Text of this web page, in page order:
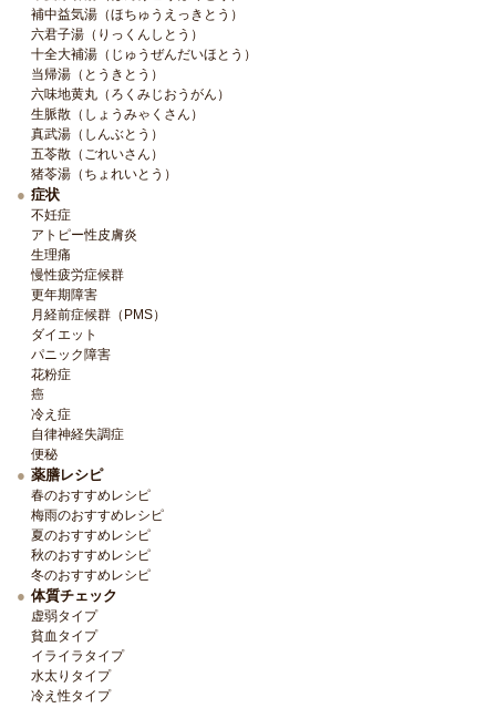
補中益気湯（ほちゅうえっきとう）
六君子湯（りっくんしとう）
十全大補湯（じゅうぜんだいほとう）
当帰湯（とうきとう）
六味地黄丸（ろくみじおうがん）
生脈散（しょうみゃくさん）
真武湯（しんぶとう）
五苓散（ごれいさん）
猪苓湯（ちょれいとう）
症状
不妊症
アトピー性皮膚炎
生理痛
慢性疲労症候群
更年期障害
月経前症候群（PMS）
ダイエット
パニック障害
花粉症
癌
冷え症
自律神経失調症
便秘
薬膳レシピ
春のおすすめレシピ
梅雨のおすすめレシピ
夏のおすすめレシピ
秋のおすすめレシピ
冬のおすすめレシピ
体質チェック
虚弱タイプ
貧血タイプ
イライラタイプ
水太りタイプ
冷え性タイプ